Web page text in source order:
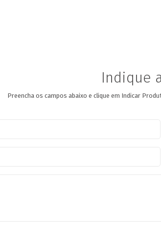
Indique
Preencha os campos abaixo e clique em Indicar